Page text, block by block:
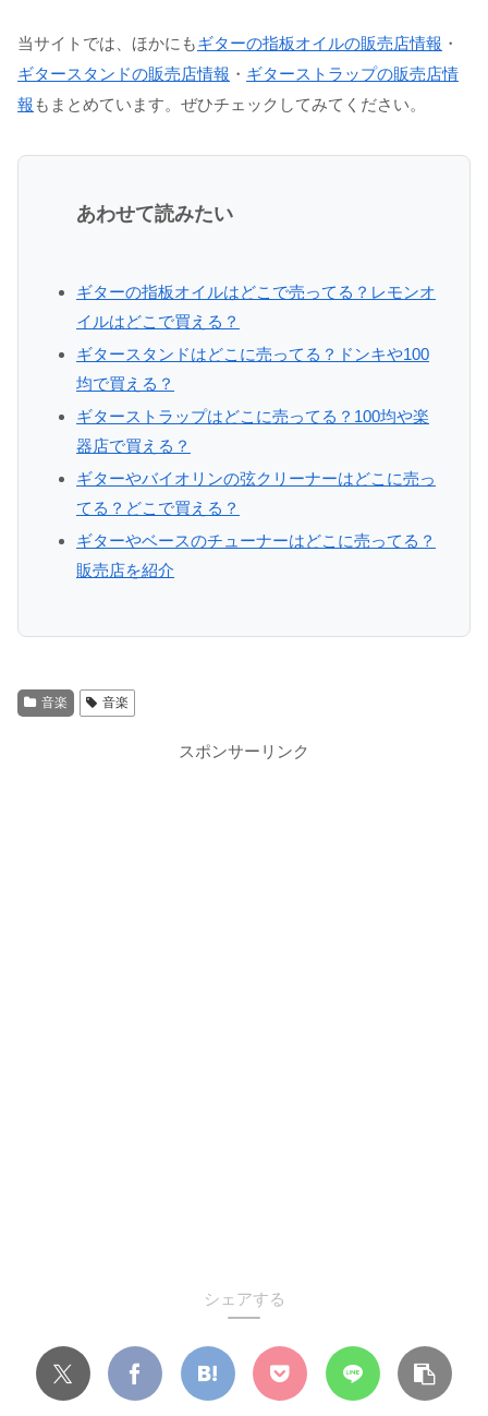
当サイトでは、ほかにもギターの指板オイルの販売店情報 ・
ギタースタンドの販売店情報 ・ ギターストラップの販売店情
報 もまとめています。ぜひチェックしてみてください。
あわせて読みたい
ギターの指板オイルはどこで売ってる？レモンオ
イルはどこで買える？
ギタースタンドはどこに売ってる？ドンキや100
均で買える？
ギターストラップはどこに売ってる？100均や楽
器店で買える？
ギターやバイオリンの弦クリーナーはどこに売っ
てる？どこで買える？
ギターやベースのチューナーはどこに売ってる？
販売店を紹介
音楽 音楽
スポンサーリンク
シェアする